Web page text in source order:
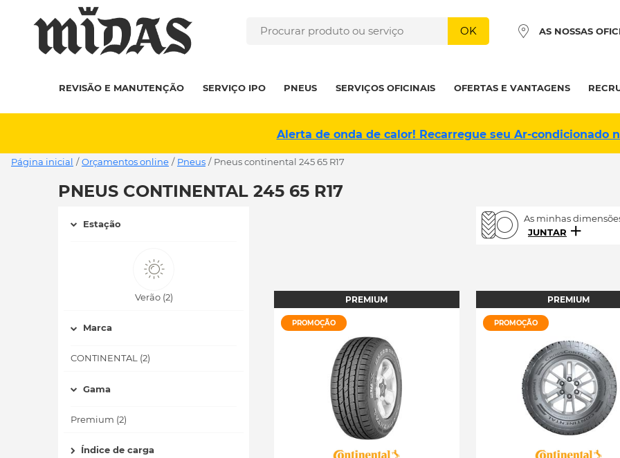
OK AS NOSSAS
REVISÃO E MANUTENÇÃO SERVIÇO IPO PNEUS SERVIÇOS OFICINAIS OFERTAS E VANTAGENS
Alerta de onda de calor! Recarregue seu Ar-condicionado
Página inicial / Orçamentos online / Pneus / pneus continental 245 65 R17
PNEUS CONTINENTAL 245 65 R17
Estação
Verão (2)
Marca
CONTINENTAL (2)
Gama
Premium (2)
Índice de carga
As minhas
JUNTAR
PREMIUM
PROMOÇÃO
PREMIUM
PROMOÇÃO